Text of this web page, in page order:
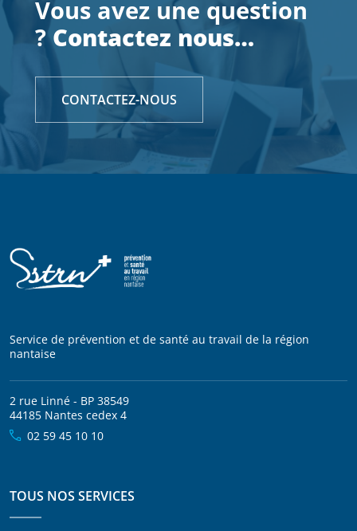
Vous avez une question
?Contactez nous…
CONTACTEZ-NOUS
Service de prévention et de santé au travail de la région
nantaise
2 rue Linné - BP 38549
44185 Nantes cedex 4
02 59 45 10 10
TOUS NOS SERVICES